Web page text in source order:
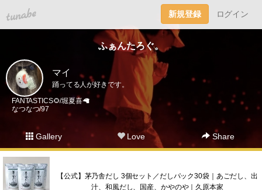
tuna.be 新規登録 ログイン
ふぁんたろぐ。
マイ
踊ってる人が好きです。
FANTASTICS🌻/堀夏喜🦙
なつなつ/97
Gallery Love Share
【公式】茅乃舎だし 3個セット／だしパック30袋｜あごだし、出
汁、和風だし、国産、かやのや｜久原本家